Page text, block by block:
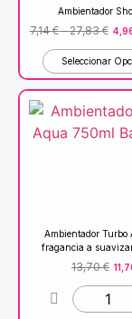
Ambientador
7,14€ -27,83€
Seleccionar
Ambientador Turbo
fragancia a
13,70€